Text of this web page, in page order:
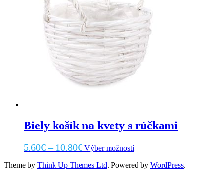
Biely košík na kvety s rúčkami
5.60€ – 10.80€Price
5.60€
Výber možnostíTento
produkt
má
viacero
Theme by Think Up Themes Ltd. Powered by WordPress.